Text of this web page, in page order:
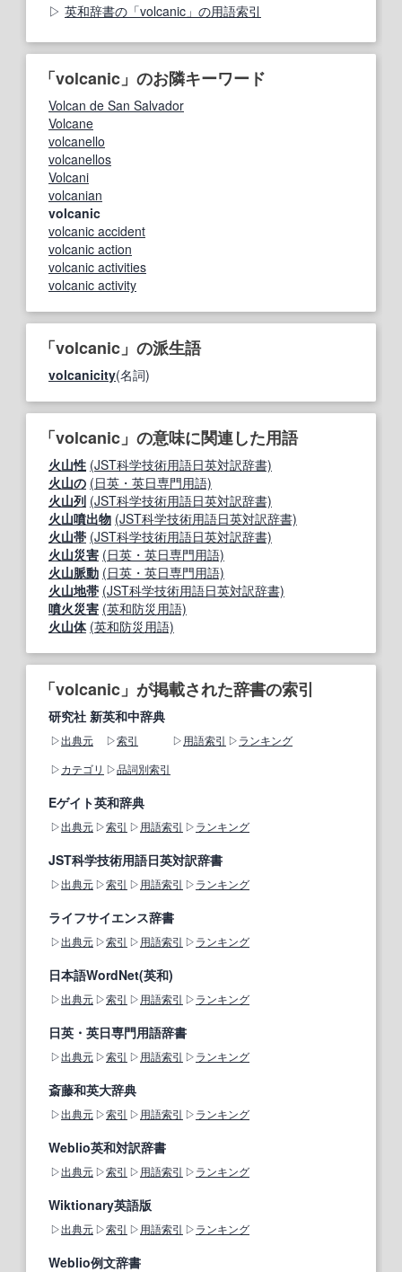
英和辞書の「volcanic」の用語索引
「volcanic」のお隣キーワード
Volcan de San Salvador
Volcane
volcanello
volcanellos
Volcani
volcanian
volcanic
volcanic accident
volcanic action
volcanic activities
volcanic activity
「volcanic」の派生語
volcanicity(名詞)
「volcanic」の意味に関連した用語
火山性 (JST科学技術用語日英対訳辞書)
火山の (日英・英日専門用語)
火山列 (JST科学技術用語日英対訳辞書)
火山噴出物 (JST科学技術用語日英対訳辞書)
火山帯 (JST科学技術用語日英対訳辞書)
火山災害 (日英・英日専門用語)
火山脈動 (日英・英日専門用語)
火山地帯 (JST科学技術用語日英対訳辞書)
噴火災害 (英和防災用語)
火山体 (英和防災用語)
「volcanic」が掲載された辞書の索引
研究社 新英和中辞典
出典元 索引 用語索引
ランキング
カテゴリ
品詞別索引
Eゲイト英和辞典
出典元 索引 用語索引 ランキング
JST科学技術用語日英対訳辞書
出典元 索引 用語索引 ランキング
ライフサイエンス辞書
出典元 索引 用語索引 ランキング
日本語WordNet(英和)
出典元 索引 用語索引 ランキング
日英・英日専門用語辞書
出典元 索引 用語索引 ランキング
斎藤和英大辞典
出典元 索引 用語索引 ランキング
Weblio英和対訳辞書
出典元 索引 用語索引 ランキング
Wiktionary英語版
出典元 索引 用語索引 ランキング
Weblio例文辞書